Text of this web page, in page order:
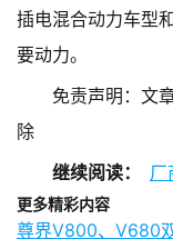
插电混合动力车型
要动力。
免责声明：文
除
继续阅读：
厂
更多精彩内容
尊界V800、V680